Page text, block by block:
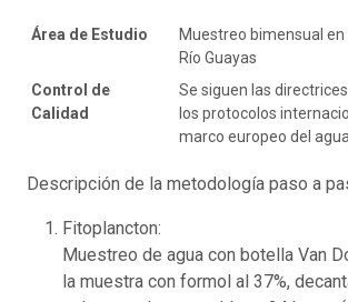
Área de Estudio
Muestreo bimensual
Río Guayas
Control de
Calidad
Se siguen las
los protocolos
marco europeo del
Descripción de la metodología paso a
Fitoplancton:
Muestreo de agua con botella Van
la muestra con formol al 37%,